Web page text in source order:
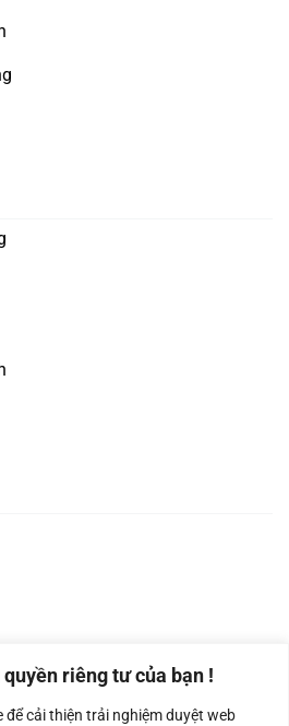
riêng tư của bạn !
cải thiện trải nghiệm duyệt web